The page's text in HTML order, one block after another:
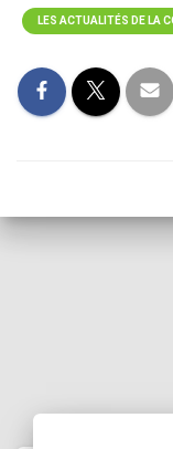
LES ACTUALITÉS DE LA